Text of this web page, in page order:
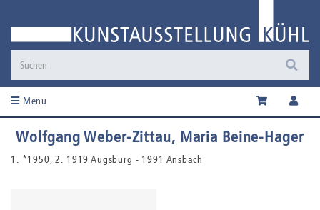
Menu
Wolfgang Weber-Zittau, Maria Beine-Hager
1. *1950, 2. 1919 Augsburg - 1991 Ansbach